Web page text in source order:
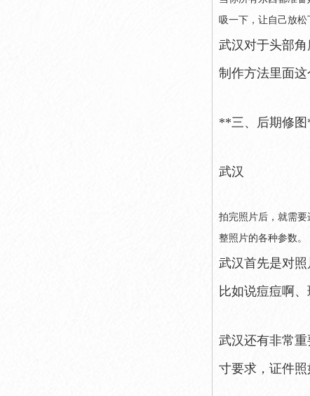
吸一下，让自己放松
武汉对于头部
制作方法里面
**三、后期修
武汉
拍完照片后，就需要
整照片的各种参数。
武汉首先是对
比如说痘痘啊
武汉还有非常
寸要求，证件照